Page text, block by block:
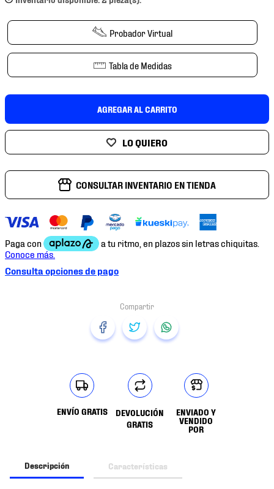
Probador Virtual
Tabla de Medidas
AGREGAR AL CARRITO
CONSULTAR INVENTARIO EN TIENDA
Consulta opciones de pago
ENVÍO GRATIS
DEVOLUCIÓN
GRATIS
ENVIADO Y
VENDIDO
POR
Descripción Características
7.
mochilas